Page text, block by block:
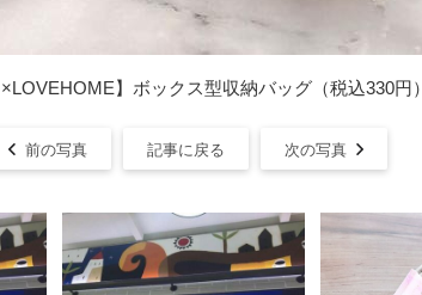
】ボックス型収納バッグ（税込330円）
前の写真 記事に戻る 次の写真